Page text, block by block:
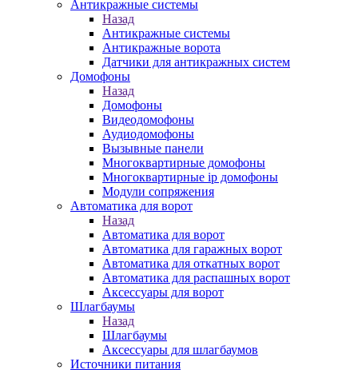
Антикражные системы
Назад
Антикражные системы
Антикражные ворота
Датчики для антикражных систем
Домофоны
Назад
Домофоны
Видеодомофоны
Аудиодомофоны
Вызывные панели
Многоквартирные домофоны
Многоквартирные ip домофоны
Модули сопряжения
Автоматика для ворот
Назад
Автоматика для ворот
Автоматика для гаражных ворот
Автоматика для откатных ворот
Автоматика для распашных ворот
Аксессуары для ворот
Шлагбаумы
Назад
Шлагбаумы
Аксессуары для шлагбаумов
Источники питания